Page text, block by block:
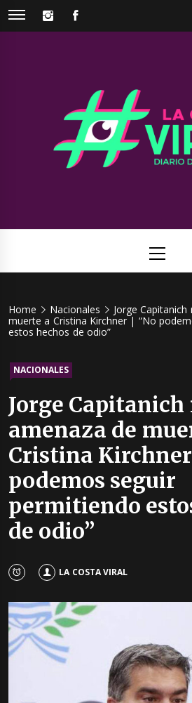
Skip
INSTAGRAM
Menu
Home Nacionales
Jorge
muerte a Cristina Kirchner | “No
estos hechos de odio”
NACIONALES
Jorge
amenaza de
Cristina
podemos seguir
permitiendo
de odio”
LA COSTA VIRAL